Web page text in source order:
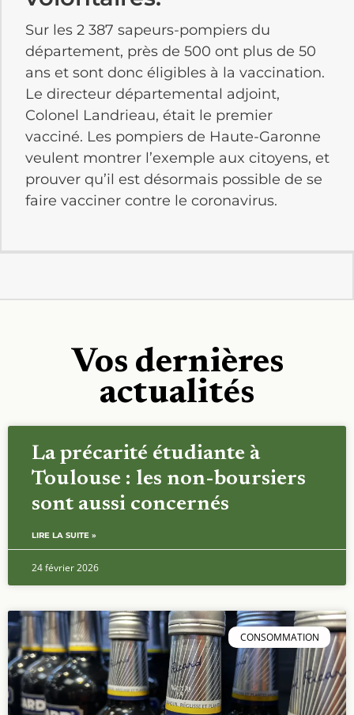
Sur les 2 387 sapeurs-pompiers du
département, près de 500 ont plus de 50
ans et sont donc éligibles à la vaccination.
Le directeur départemental adjoint,
Colonel Landrieau, était le premier
vacciné. Les pompiers de Haute-Garonne
veulent montrer l’exemple aux citoyens, et
prouver qu’il est désormais possible de se
faire vacciner contre le coronavirus.
Vos dernières
actualités
La précarité étudiante à
Toulouse : les non-boursiers
sont aussi concernés
LIRE LA SUITE »
24 février 2026
CONSOMMATION